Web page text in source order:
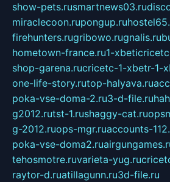
show-pets.rusmartnews03.ru
miraclecoon.rupongup.ru
firehunters.rugribowo.rugnalis.ru
hometown-france.ru1-
shop-garena.rucricetc-1-xbetr-1-
one-life-story.rutop-halyava.ru
poka-vse-doma-2.ru3-d-file.ru
g2012.rutst-1.rushaggy-cat.ru
g-2012.ruops-mgr.ruaccounts-
poka-vse-doma2.ru
tehosmotre.ruvarieta-yug.ru
raytor-d.ruatillagunn.ru3d-file.ru